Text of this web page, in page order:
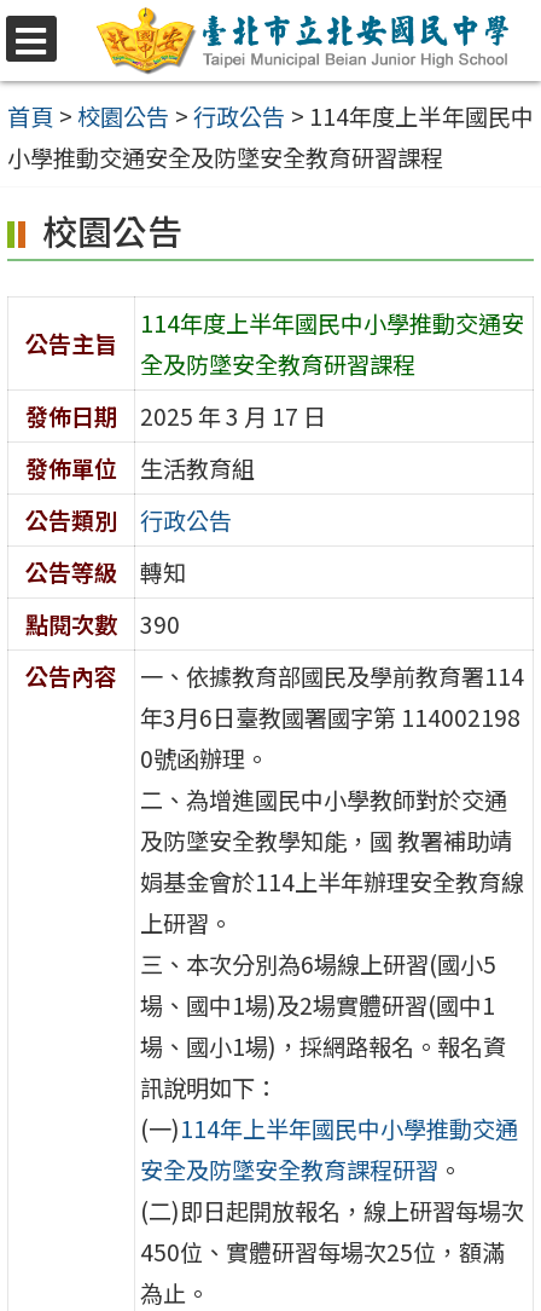
選
單
跳
至
主
要
容
區
首頁 >校園公告 >行政公告 > 114年度上半年國民中
小學推動交通安全及防墜安全教育研習課程
校園公告
公告主旨
114年度上半年國民中小學推動交通安
全及防墜安全教育研習課程
發佈日期
2025 年 3 月 17 日
發佈單位
生活教育組
公告類別
行政公告
公告等級
轉知
點閱次數
390
公告內容
一、依據教育部國民及學前教育署114
年3月6日臺教國署國字第 114002198
0號函辦理。
二、為增進國民中小學教師對於交通
及防墜安全教學知能，國 教署補助靖
娟基金會於114上半年辦理安全教育線
上研習。
三、本次分別為6場線上研習(國小5
場、國中1場)及2場實體研習(國中1
場、國小1場)，採網路報名。報名資
訊說明如下：
(一)114年上半年國民中小學推動交通
安全及防墜安全教育課程研習 。
(二)即日起開放報名，線上研習每場次
450位、實體研習每場次25位，額滿
為止。